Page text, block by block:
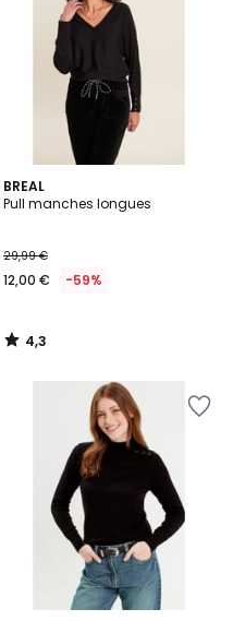
BREAL
Pull manches longues
29,99 €
12,00 € -59%
4,3
/ 5
4,3
/